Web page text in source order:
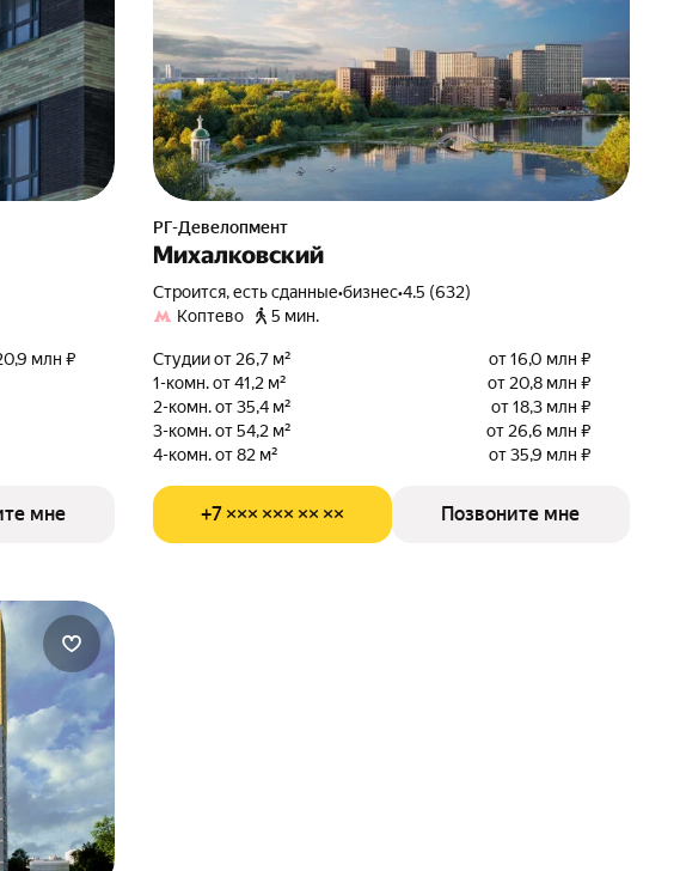
млн ₽
мне
РГ-Девелопмент
Михалковский
Строится, есть сданные•бизнес•4.5 (632)
Коптево
5 мин.
Студии от 26,7 м²
от 16,0 млн ₽
1-комн. от 41,2 м²
от 20,8 млн ₽
2-комн. от 35,4 м²
от 18,3 млн ₽
3-комн. от 54,2 м²
от 26,6 млн ₽
4-комн. от 82 м²
от 35,9 млн ₽
+7 ××× ××× ×× ×× Позвоните мне